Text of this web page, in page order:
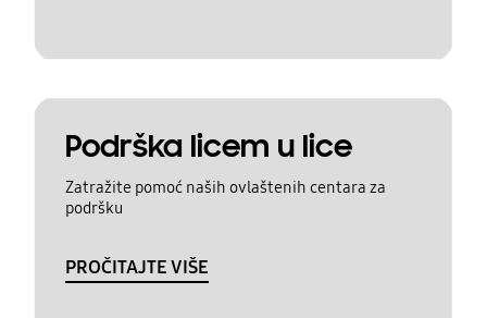
Podrška licem u lice
Zatražite pomoć naših ovlaštenih centara za
podršku
PROČITAJTE VIŠE